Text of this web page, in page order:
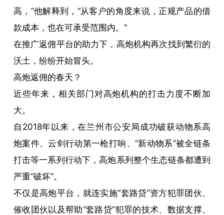
高，”他解释到，“从客户的角度来说，正规产品的借
款成本，也在可承受范围内。”
在推广返佣平台的助力下，高炮机构再次找到繁衍的
沃土，纷纷开始冒头。
高炮返佣的春天？
近些年来，相关部门对高炮机构的打击力度不断加
大。
自2018年以来，在兰州市公安局成功破获动物系高
炮案件、云剑行动第一枪打响、“新动物系”被全链条
打击等一系列行动下，高炮系列整个生态链条都遭到
严重“破坏”。
不仅是高炮平台，就连实施“套路贷”资方犯罪团伙、
催收团伙以及帮助“套路贷”犯罪的技术、数据支撑、